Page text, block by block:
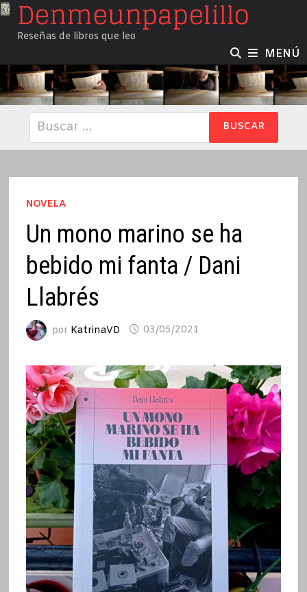
SaltarDenmeunpapelillo
Reseñas de libros que leo
MENÚ
Buscar:
NOVELA
Un mono marino se ha
bebido mi fanta / Dani
Llabrés
por KatrinaVD 03/05/2021